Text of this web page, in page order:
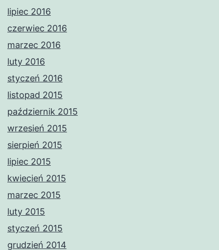
lipiec 2016
czerwiec 2016
marzec 2016
luty 2016
styczeń 2016
listopad 2015
październik 2015
wrzesień 2015
sierpień 2015
lipiec 2015
kwiecień 2015
marzec 2015
luty 2015
styczeń 2015
grudzień 2014